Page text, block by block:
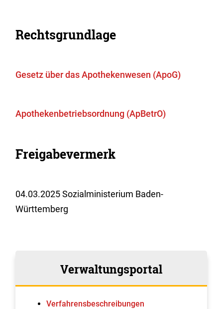
Rechtsgrundlage
Gesetz über das Apothekenwesen (ApoG)
Apothekenbetriebsordnung (ApBetrO)
Freigabevermerk
04.03.2025Sozialministerium Baden-
Württemberg
Verwaltungsportal
Verfahrens­beschreibungen